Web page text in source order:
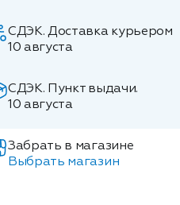
СДЭК. Доставка курьером
10 августа
СДЭК. Пункт выдачи.
10 августа
Забрать в магазине
Выбрать магазин